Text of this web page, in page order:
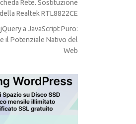
Rete. Sostituzione
della Realtek RTL8822CE
a JavaScript Puro:
il Potenziale Nativo del
Web